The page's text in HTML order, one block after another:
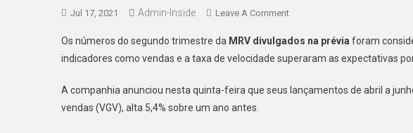
Jul 17, 2021 Admin-Inside Leave A CommentOn
É
Sólida,
Tem
Os números do segundo trimestre da MRV divulgados na prévia foram
indicadores como vendas e a taxa de velocidade superaram as expectativas
A companhia anunciou nesta quinta-feira que seus lançamentos de abril a
vendas (VGV), alta 5,4% sobre um ano antes.